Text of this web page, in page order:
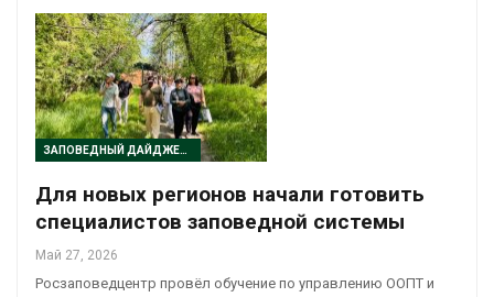
ЗАПОВЕДНЫЙ ДАЙДЖЕСТ
Для новых регионов начали готовить
специалистов заповедной системы
Май 27, 2026
Росзаповедцентр провёл обучение по управлению ООПТ и